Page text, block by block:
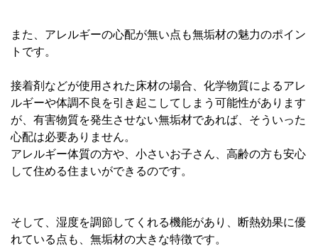
また、アレルギーの心配が無い点も無垢材の魅力のポイン
トです。
接着剤などが使用された床材の場合、化学物質によるアレ
ルギーや体調不良を引き起こしてしまう可能性があります
が、有害物質を発生させない無垢材であれば、そういった
心配は必要ありません。
アレルギー体質の方や、小さいお子さん、高齢の方も安心
して住める住まいができるのです。
そして、湿度を調節してくれる機能があり、断熱効果に優
れている点も、無垢材の大きな特徴です。